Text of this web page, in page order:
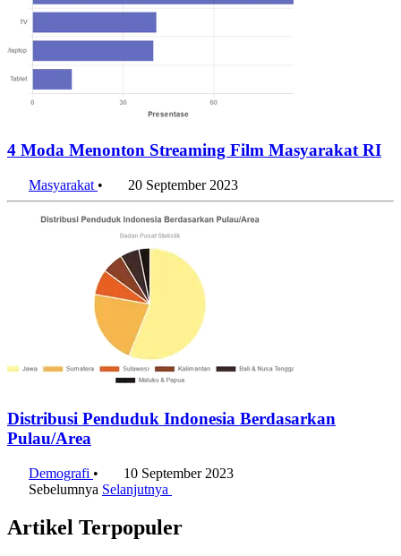
4 Moda Menonton Streaming Film Masyarakat RI
Masyarakat • 20 September 2023
Distribusi Penduduk Indonesia Berdasarkan
Pulau/Area
Demografi •
10 September 2023
Sebelumnya Selanjutnya
Artikel Terpopuler